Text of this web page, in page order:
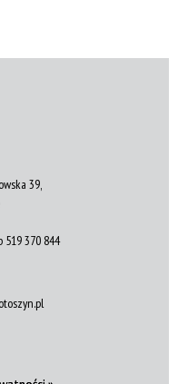
39,
519 370 844